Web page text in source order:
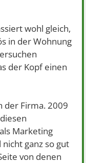
wohl gleich,
in der Wohnung
der Kopf einen
der Firma. 2009
Marketing
ganz so gut
von denen